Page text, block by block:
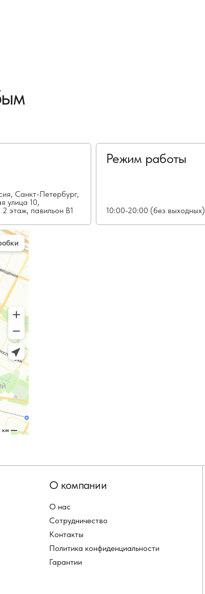
Санкт-Петербург,
улица 10,
этаж, павильон В1
Режим работы
10:00-20:00 (без выходных)
О нас
Сотрудничество
Контакты
Политика конфиденциальности
О компании
Гарантии